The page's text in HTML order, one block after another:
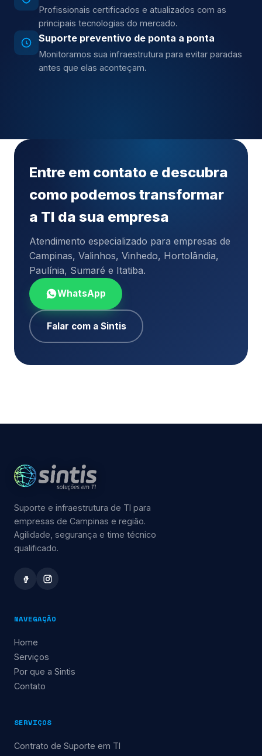
Profissionais certificados e atualizados com as
principais tecnologias do mercado.
Suporte preventivo de ponta a ponta
Monitoramos sua infraestrutura para evitar paradas
antes que elas aconteçam.
Entre em contato e descubra
como podemos transformar
a TI da sua empresa
Atendimento especializado para empresas de
Campinas, Valinhos, Vinhedo, Hortolândia,
Paulínia, Sumaré e Itatiba.
WhatsApp
Falar com a Sintis
Suporte e infraestrutura de TI para
empresas de Campinas e região.
Agilidade, segurança e time técnico
qualificado.
NAVEGAÇÃO
Home
Serviços
Por que a Sintis
Contato
SERVIÇOS
Contrato de Suporte em TI